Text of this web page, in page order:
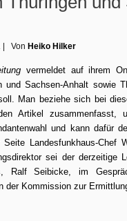
Von Heiko Hilker
vermeldetauf ihrem
und Sachsen-Anhalt sowie
Man beziehe sich bei
Artikel zusammenfasst,
und kann dafür
Landesfunkhaus-Chef
sei der derzeitige
Ralf Seibicke, im
der Kommission zur